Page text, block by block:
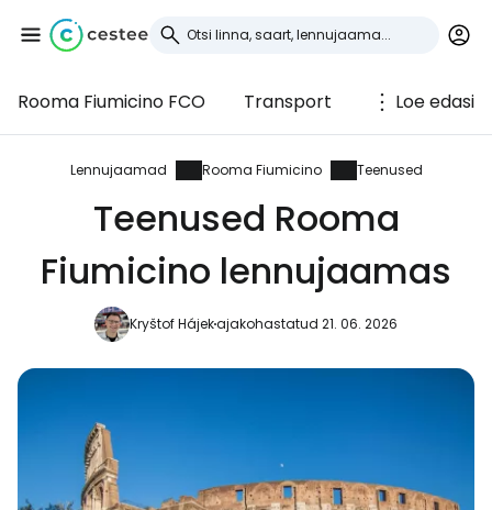
Rooma Fiumicino FCO Transport Loe edasi
Lennujaamad Rooma Fiumicino Teenused
Teenused Rooma
Fiumicino lennujaamas
Kryštof Hájekajakohastatud 21. 06. 2026
Logi sisse
Cestee'sse
... ülemaailmne reisikogukond
Jätka Google'iga
Jätkake e-kirjaga